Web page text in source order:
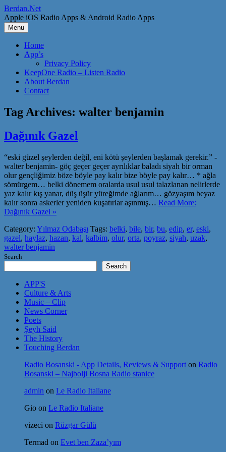
Skip
to
content
Berdan.Net
Apple iOS Radio Apps & Android Radio Apps
Menu
Home
App’s
Privacy Policy
KeepOne Radio – Listen Radio
About Berdan
Contact
Tag Archives: walter benjamin
Dağınık Gazel
“eski güzel şeylerden değil, eni kötü şeylerden başlamak gerekir.” -
walter benjamin- göç geçer geçer ayrılıklar baladı siyah bir orman
olur gençliğimiz böze böyle pay kalır bize böyle pay kalır… * ağla
sömürgem… belki dönemem oralarda usul usul talazlanan nelirlerde
yaz kalır kış yanar, düş üşür yüreğimde ağlarım… gözyaşım beyaz
kalır sonra askerler yeniden kuşatırlar aşınmış… Read More:
Dağınık Gazel »
Category: Yılmaz Odabaşı Tags: belki, bile, bir, bu, edip, er, eski,
gazel, haylaz, hazan, kal, kalbim, olur, orta, poyraz, siyah, uzak,
walter benjamin
Search
Search
APP'S
Culture & Arts
Music – Clip
News Corner
Poets
Şeyh Said
The History
Touching Berdan
Radio Bosanski - App Details, Reviews & Support on Radio
Bosanski – Najbolji Bosna Radio stanice
admin on Le Radio Italiane
Gio on Le Radio Italiane
vizeci on Rüzgar Gülü
Termad on Evet ben Zaza’yım